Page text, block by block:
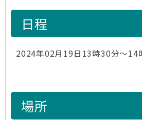
日程
2024年02月19日13時30分～14
場所